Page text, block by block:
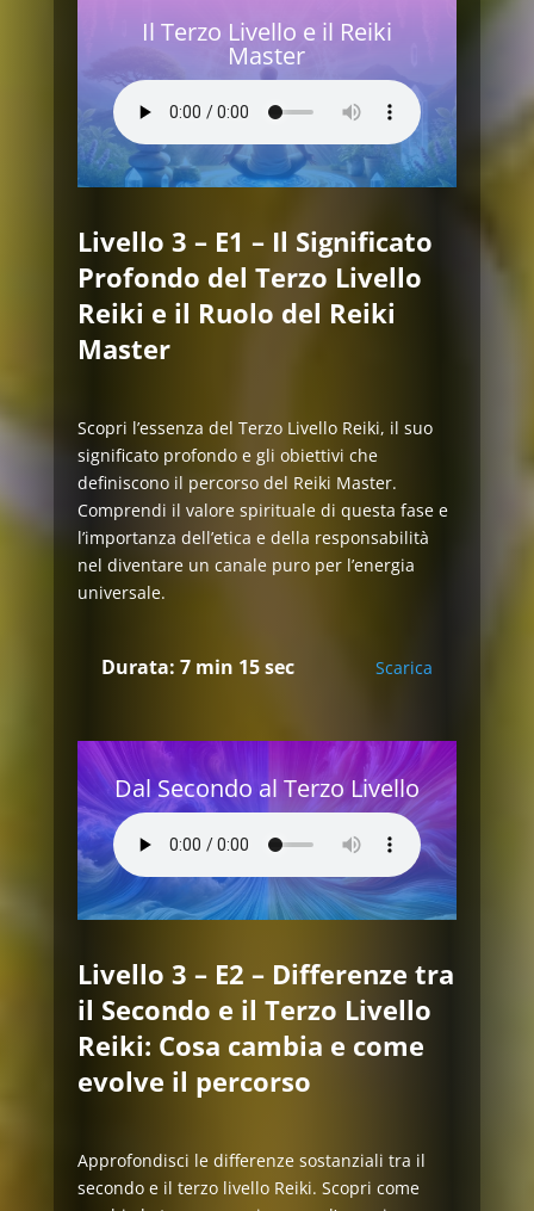
Il Terzo Livello e il Reiki
Master
Livello 3 – E1 – Il Significato
Profondo del Terzo Livello
Reiki e il Ruolo del Reiki
Master
Scopri l’essenza del Terzo Livello Reiki, il suo
significato profondo e gli obiettivi che
definiscono il percorso del Reiki Master.
Comprendi il valore spirituale di questa fase e
l’importanza dell’etica e della responsabilità
nel diventare un canale puro per l’energia
universale.
Durata: 7 min 15 sec Scarica
Dal Secondo al Terzo Livello
Livello 3 – E2 – Differenze tra
il Secondo e il Terzo Livello
Reiki: Cosa cambia e come
evolve il percorso
Approfondisci le differenze sostanziali tra il
secondo e il terzo livello Reiki. Scopri come